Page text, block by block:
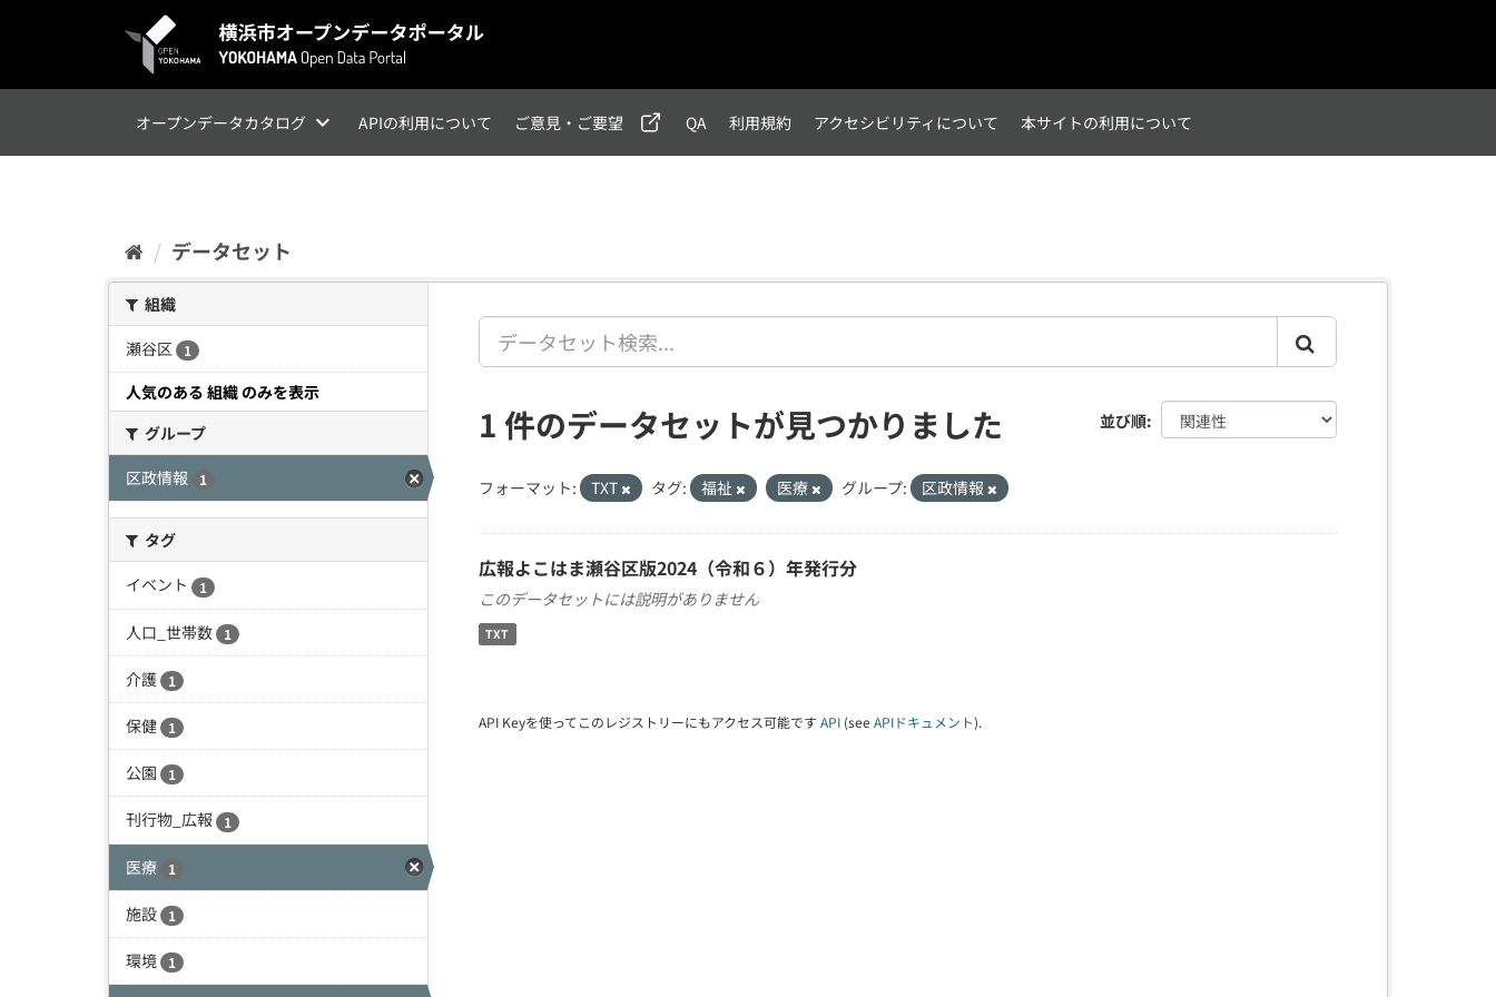
オープンデータカタログ APIの利用について ご意見・ご要望 QA 利用規約 アクセシビリティについて 本サイトの利用について
データセット
組織
瀬谷区
1
人気のある 組織 のみを表示
グループ
区政情報
1
タグ
イベント
1
人口_世帯数 1
介護 1
保健 1
公園 1
刊行物_広報 1
医療 1
施設 1
環境 1
並び順
1 件のデータセットが見つかりました
フォーマット: TXT タグ: 福祉 医療 グループ: 区政情報
広報よこはま瀬谷区版2024（令和６）年発行分
このデータセットには説明がありません
TXT
API Keyを使ってこのレジストリーにもアクセス可能です API (see APIドキュメント).